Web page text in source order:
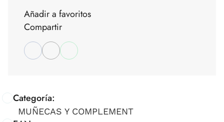
Categoría:
MUÑECAS Y COMPLEMENT
Añadir a favoritos
Compartir